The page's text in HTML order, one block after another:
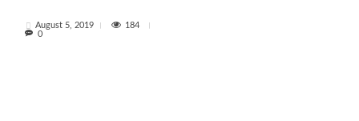
August 5, 2019
184
0